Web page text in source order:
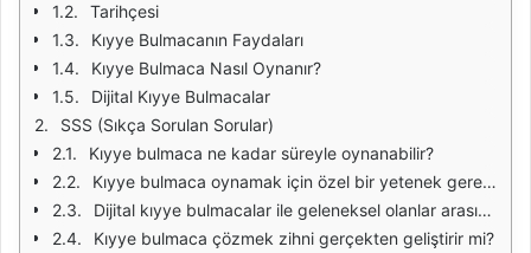
Tarihçesi
Kıyye Bulmacanın Faydaları
Kıyye Bulmaca Nasıl Oynanır?
Dijital Kıyye Bulmacalar
SSS (Sıkça Sorulan Sorular)
Kıyye bulmaca ne kadar süreyle oynanabilir?
Kıyye bulmaca oynamak için özel bir yetenek gerekiyor mu?
Dijital kıyye bulmacalar ile geleneksel olanlar arasında ne fark var?
Kıyye bulmaca çözmek zihni gerçekten geliştirir mi?